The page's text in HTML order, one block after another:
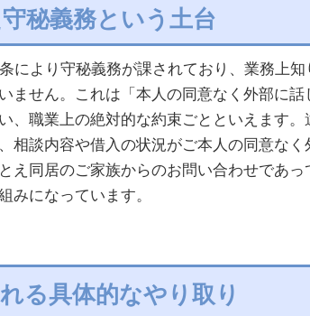
秘義務という土台
により守秘義務が課されており、業務上
ません。これは「本人の同意なく外部に話
、職業上の絶対的な約束ごとといえます
相談内容や借入の状況がご本人の同意なく
え同居のご家族からのお問い合わせであ
みになっています。
る具体的なやり取り